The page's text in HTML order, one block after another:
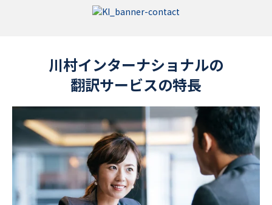
川村インターナショナルの
翻訳サービスの特長